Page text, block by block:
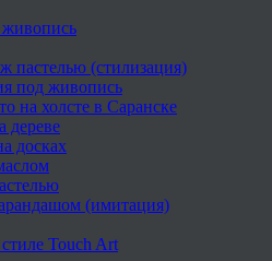
пастелью (стилизация)
под живопись
на холсте в Саранске
дереве
досках
(имитация)
Touch Art